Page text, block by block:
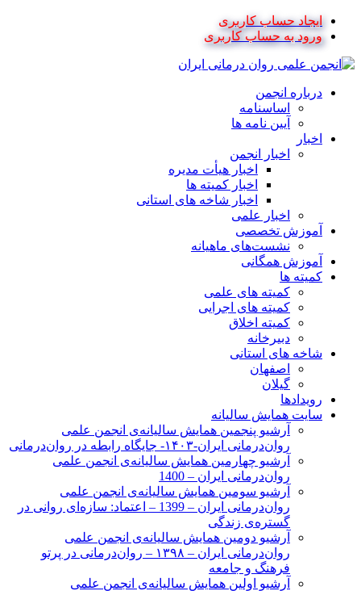
ایجاد حساب کاربری
ورود به حساب کاربری
درباره انجمن
اساسنامه
آیین نامه ها
اخبار
اخبار انجمن
اخبار هیأت مدیره
اخبار کمیته ها
اخبار شاخه های استانی
اخبار علمی
آموزش تخصصی
نشست‌های ماهیانه
آموزش همگانی
کمیته ها
کمیته های علمی
کمیته های اجرایی
کمیته اخلاق
دبیرخانه
شاخه های استانی
اصفهان
گیلان
رویدادها
سایت همایش سالیانه
آرشیو پنجمین همایش سالیانه‌ی انجمن علمی
روان‌درمانی ایران-۱۴۰۳- جایگاه رابطه در روان‌درمانی
آرشیو چهارمین همایش سالیانه‌ی انجمن علمی
روان‌درمانی ایران – 1400
آرشیو سومین همایش سالیانه‌ی انجمن علمی
روان‌درمانی ایران – 1399 – اعتماد: سازه‌ای روانی در
گستره‌ی زندگی
آرشیو دومین همایش سالیانه‌ی انجمن علمی
روان‌درمانی ایران – ۱۳۹۸ – روان‌درمانی در پرتو
فرهنگ و جامعه
آرشیو اولین همایش سالیانه‌ی انجمن علمی